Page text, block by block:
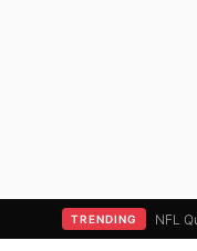
TRENDING NFL